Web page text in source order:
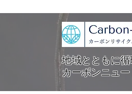
地域とともに
カーボンニュ